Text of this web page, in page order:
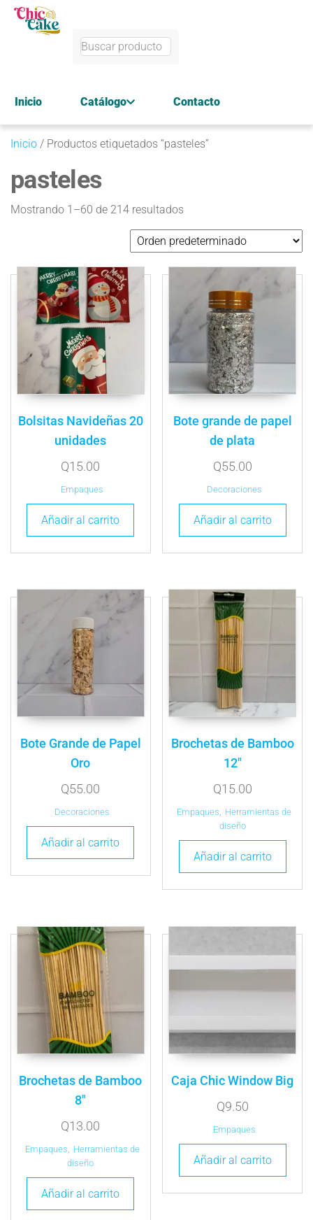
Inicio Catálogo Contacto
Inicio / Productos etiquetados “pasteles”
pasteles
Mostrando 1–60 de 214 resultados
Bolsitas Navideñas 20
unidades
Q15.00
Empaques
Añadir al carrito
Bote grande de papel
de plata
Q55.00
Decoraciones
Añadir al carrito
Bote Grande de Papel
Oro
Q55.00
Decoraciones
Añadir al carrito
Brochetas de Bamboo
12″
Q15.00
Empaques, Herramientas de
diseño
Añadir al carrito
Brochetas de Bamboo
8″
Q13.00
Empaques
Herramientas de
diseño
Añadir al carrito
Caja Chic Window Big
Q9.50
Empaques
Añadir al carrito